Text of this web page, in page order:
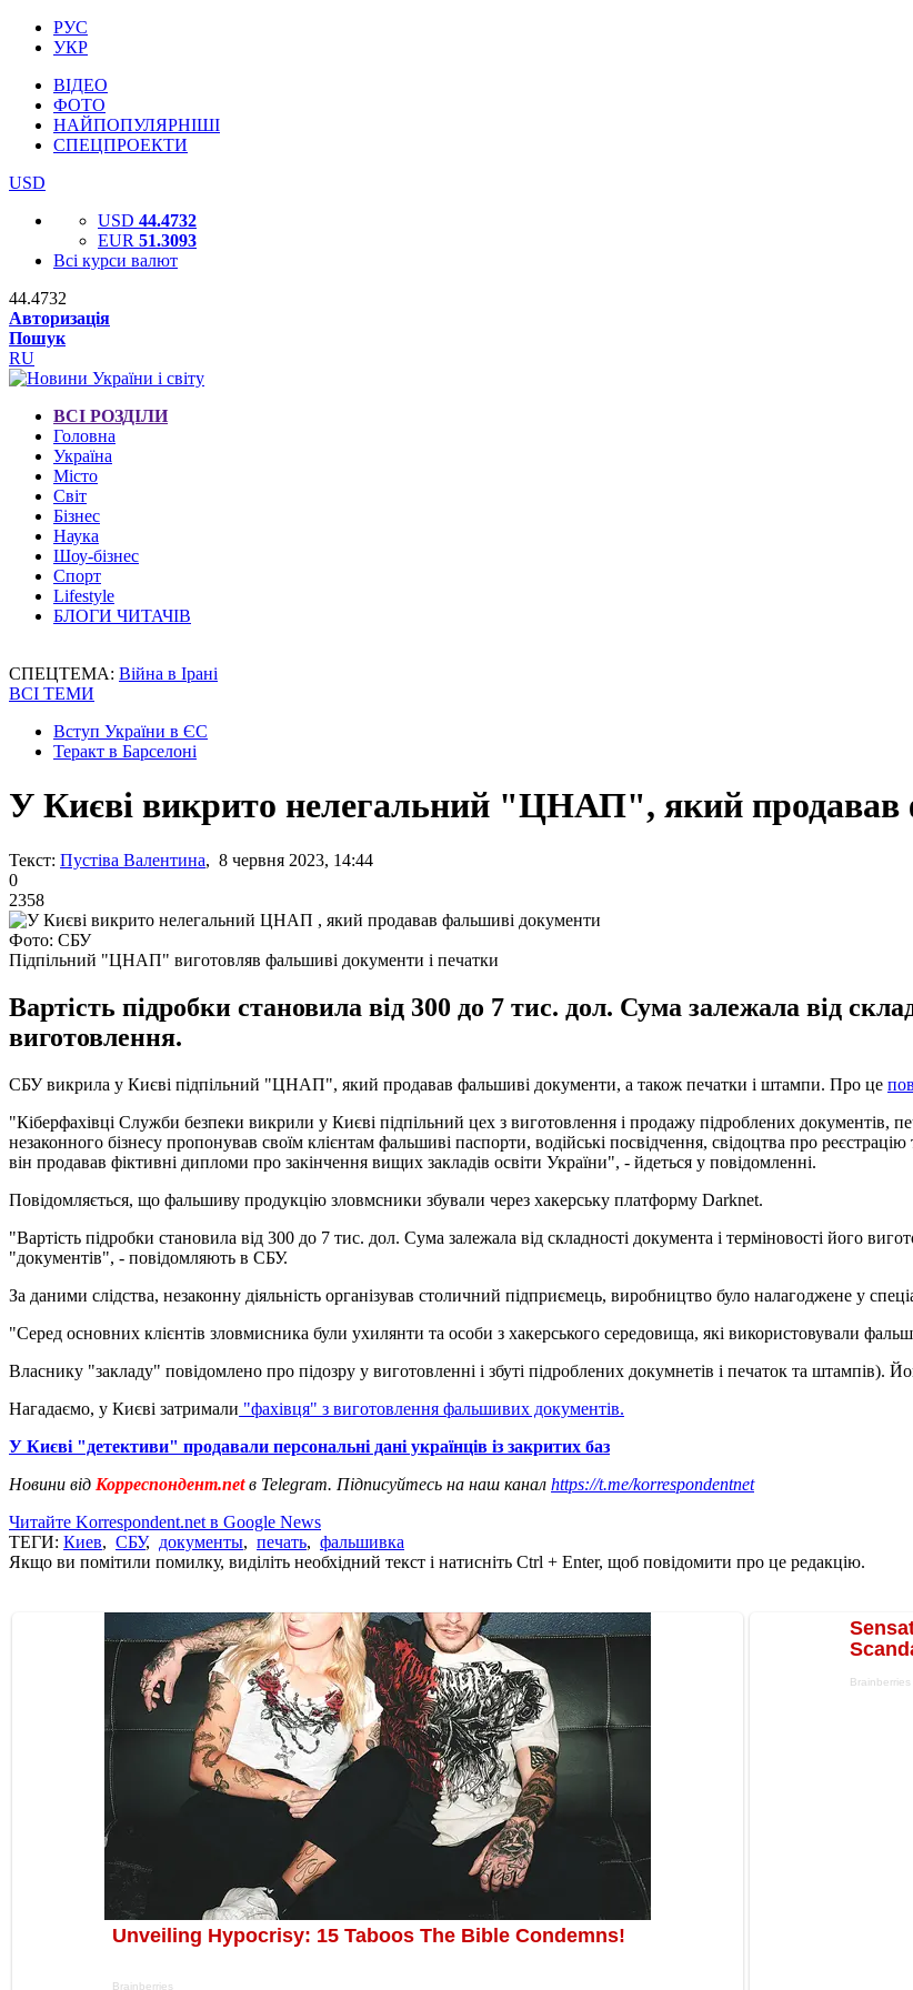
РУС
УКР
ВІДЕО
ФОТО
НАЙПОПУЛЯРНІШІ
СПЕЦПРОЕКТИ
USD
USD 44.4732
EUR 51.3093
Всі курси валют
44.4732
Авторизація
Пошук
RU
ВСІ РОЗДІЛИ
Головна
Україна
Місто
Світ
Бізнес
Наука
Шоу-бізнес
Спорт
Lifestyle
БЛОГИ ЧИТАЧІВ
СПЕЦТЕМА: Війна в Ірані
ВСІ ТЕМИ
Вступ України в ЄС
Теракт в Барселоні
У Києві викрито нелегальний "ЦНАП", який продавав
Текст: Пустіва Валентина, 8 червня 2023, 14:44
0
2358
Фото: СБУ
Підпільний "ЦНАП" виготовляв фальшиві документи і печатки
Вартість підробки становила від 300 до 7 тис. дол. Сума залежала від
виготовлення.
СБУ викрила у Києві підпільний "ЦНАП", який продавав фальшиві документи, а також печатки і штампи. Про це
"Кіберфахівці Служби безпеки викрили у Києві підпільний цех з виготовлення і продажу підроблених документів,
незаконного бізнесу пропонував своїм клієнтам фальшиві паспорти, водійські посвідчення, свідоцтва про
він продавав фіктивні дипломи про закінчення вищих закладів освіти України", - йдеться у повідомленні.
Повідомляється, що фальшиву продукцію зловмсники збували через хакерську платформу Darknet.
"Вартість підробки становила від 300 до 7 тис. дол. Сума залежала від складності документа і терміновості його
"документів", - повідомляють в СБУ.
За даними слідства, незаконну діяльність організував столичний підприємець, виробництво було налагоджене у
"Серед основних клієнтів зловмисника були ухилянти та особи з хакерського середовища, які використовували
Власнику "закладу" повідомлено про підозру у виготовленні і збуті підроблених докумнетів і печаток та штампів).
Нагадаємо, у Києві затримали "фахівця" з виготовлення фальшивих документів.
У Києві "детективи" продавали персональні дані українців із закритих баз
Новини від Корреспондент.netв Telegram. Підписуйтесь на наш канал https://t.me/korrespondentnet
Читайте Korrespondent.net в Google News
ТЕГИ: Киев, СБУ, документы, печать, фальшивка
Якщо ви помітили помилку, виділіть необхідний текст і натисніть Ctrl + Enter, щоб повідомити про це редакцію.